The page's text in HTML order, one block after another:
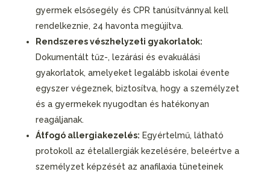
gyermek elsősegély és CPR tanúsítvánnyal kell
rendelkeznie, 24 havonta megújítva.
Rendszeres vészhelyzeti gyakorlatok:
Dokumentált tűz-, lezárási és evakuálási
gyakorlatok, amelyeket legalább iskolai évente
egyszer végeznek, biztosítva, hogy a személyzet
és a gyermekek nyugodtan és hatékonyan
reagáljanak.
Átfogó allergiakezelés: Egyértelmű, látható
protokoll az ételallergiák kezelésére, beleértve a
személyzet képzését az anafilaxia tüneteinek